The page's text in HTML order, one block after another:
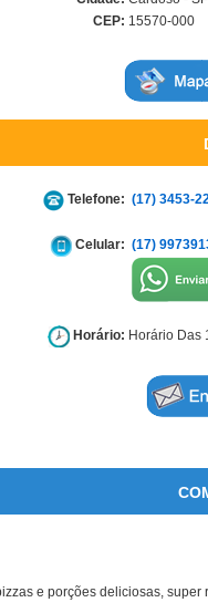
CEP: 15570-000
Telefone: (17) 3453-
Celular: (17)
Horário: Horário Das
e porções deliciosas, super